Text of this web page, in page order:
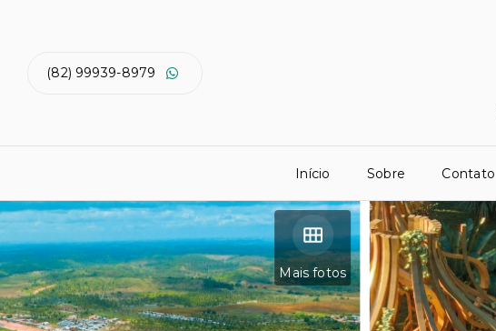
(82) 99939-8979
Início Sobre Contato
Mais fotos